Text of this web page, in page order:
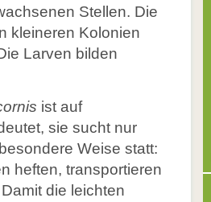
Stellen. Die
kleineren Kolonien
Larven bilden
ist auf
sie sucht nur
Weise statt:
heften, transportieren
die leichten